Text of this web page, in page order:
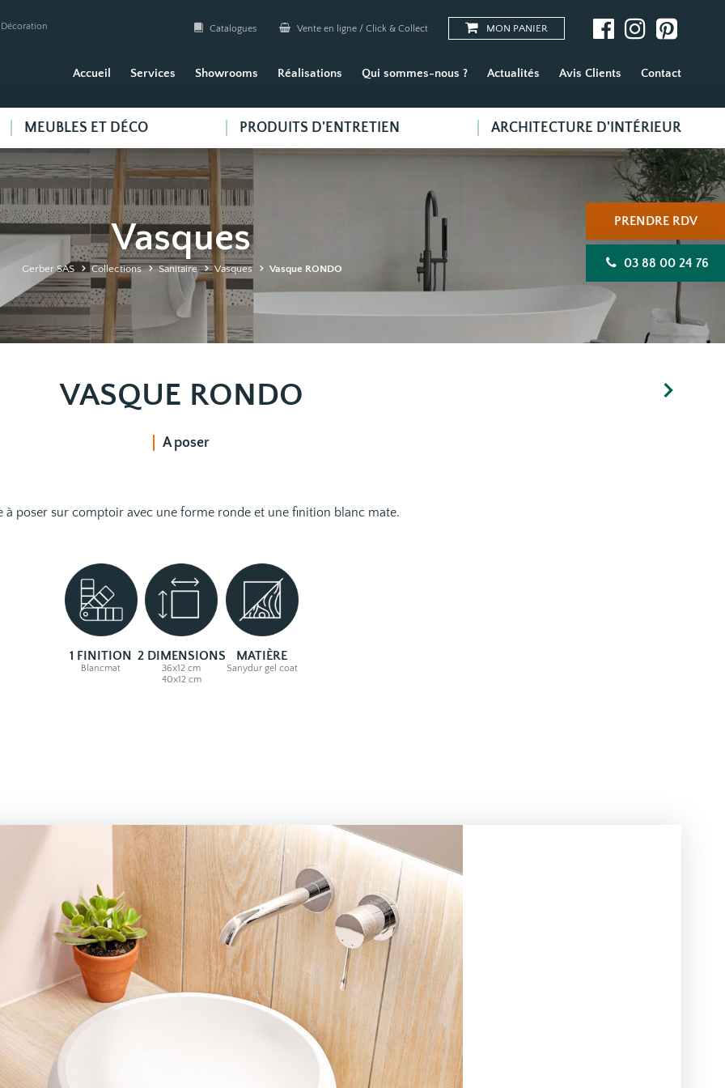
Catalogues Vente en ligne / Click & Collect MON PANIER
Accueil Services Showrooms Réalisations Qui sommes-nous ? Actualités Avis Clients Contact
MEUBLES ET DÉCO PRODUITS D'ENTRETIEN ARCHITECTURE D'INTÉRIEUR
PRENDRE RDV
03 88 00 24 76
Vasques
Gerber SAS Collections Sanitaire Vasques Vasque RONDO
VASQUE RONDO
A poser
à poser sur comptoir avec une forme ronde et une finition blanc mate.
1 FINITION
Blancmat
2 DIMENSIONS
36x12 cm
40x12 cm
MATIÈRE
Sanydur gel coat